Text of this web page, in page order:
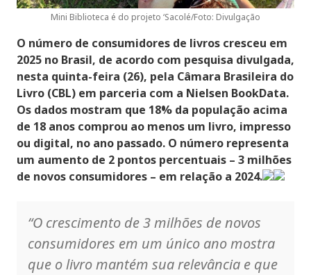
Mini Biblioteca é do projeto ‘Sacolé/Foto: Divulgação
O número de consumidores de livros cresceu em
2025 no Brasil, de acordo com pesquisa divulgada,
nesta quinta-feira (26), pela Câmara Brasileira do
Livro (CBL) em parceria com a Nielsen BookData.
Os dados mostram que 18% da população acima
de 18 anos comprou ao menos um livro, impresso
ou digital, no ano passado. O número representa
um aumento de 2 pontos percentuais – 3 milhões
de novos consumidores – em relação a 2024.
“O crescimento de 3 milhões de novos
consumidores em um único ano mostra
que o livro mantém sua relevância e que